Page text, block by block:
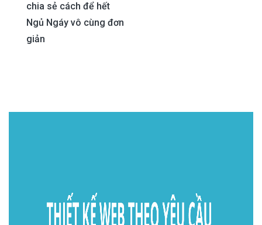
navigation
chia sẻ cách để hết
Ngủ Ngáy vô cùng đơn
giản